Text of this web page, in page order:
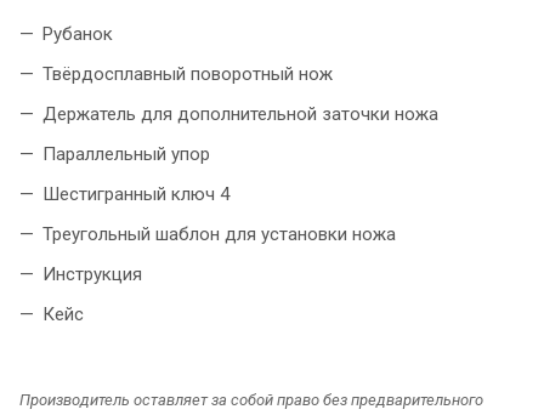
Рубанок
Твёрдосплавный поворотный нож
Держатель для дополнительной заточки ножа
Параллельный упор
Шестигранный ключ 4
Треугольный шаблон для установки ножа
Инструкция
Кейс
Производитель оставляет за собой право без предварительного